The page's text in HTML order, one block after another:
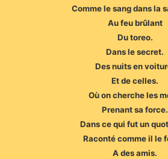
Comme le sang dans la
Au feu brûlant
Du toreo.
Dans le secret.
Des nuits en
Et de celles.
Où on cherche les
Prenant sa force.
Dans ce qui fut un
Raconté comme il le
A des amis.